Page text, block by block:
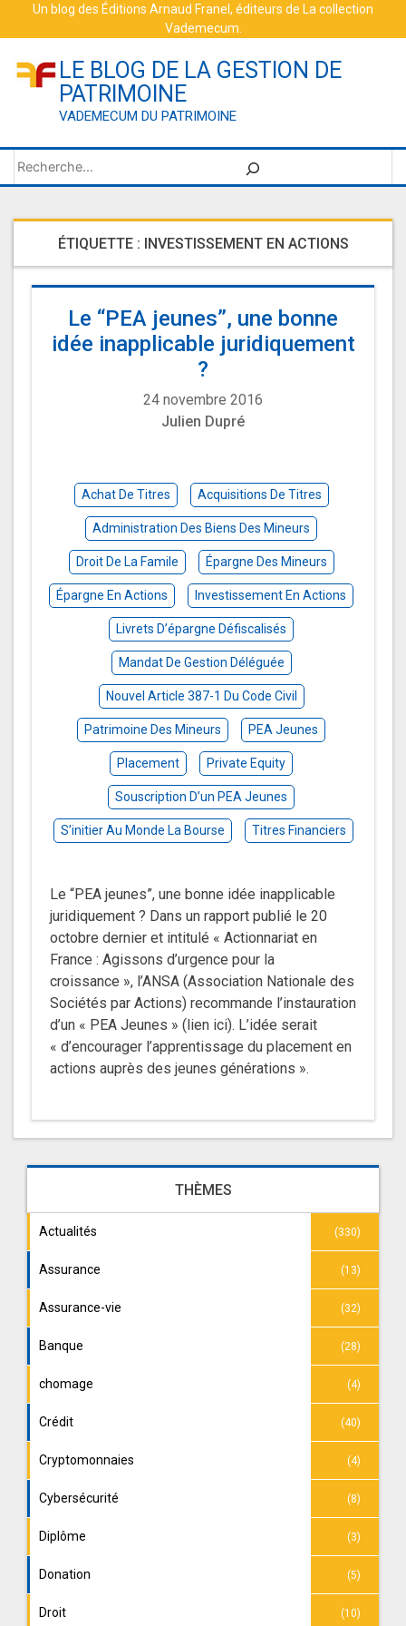
Un blog des Éditions Arnaud Franel , éditeurs de La collection
Vademecum
LE BLOG DE LA GESTION DE
PATRIMOINE
VADEMECUM DU PATRIMOINE
Rechercher
ÉTIQUETTE : INVESTISSEMENT EN ACTIONS
Le “PEA jeunes”, une bonne
idée inapplicable juridiquement
?
24 novembre 2016
Julien Dupré
Achat De Titres Acquisitions De Titres
Administration Des Biens Des Mineurs
Droit De La Famile Épargne Des Mineurs
Épargne En Actions Investissement En Actions
Livrets D’épargne Défiscalisés
Mandat De Gestion Déléguée
Nouvel Article 387-1 Du Code Civil
Patrimoine Des Mineurs PEA Jeunes
Placement Private Equity
Souscription D’un PEA Jeunes
S’initier Au Monde La Bourse Titres Financiers
Le “PEA jeunes”, une bonne idée inapplicable
juridiquement ? Dans un rapport publié le 20
octobre dernier et intitulé « Actionnariat en
France : Agissons d’urgence pour la
croissance », l’ANSA (Association Nationale des
Sociétés par Actions) recommande l’instauration
d’un « PEA Jeunes » (lien ici). L’idée serait
« d’encourager l’apprentissage du placement en
actions auprès des jeunes générations ».
THÈMES
Actualités (330)
Assurance (13)
Assurance-vie (32)
Banque (28)
chomage (4)
Crédit (40)
Cryptomonnaies (4)
Cybersécurité (8)
Diplôme (3)
Donation (5)
Droit (10)